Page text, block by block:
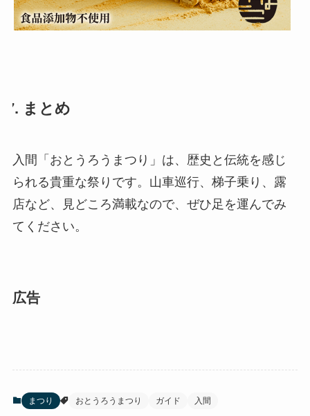
7. まとめ
入間「おとうろうまつり」は、歴史と伝統を感じ
られる貴重な祭りです。山車巡行、梯子乗り、露
店など、見どころ満載なので、ぜひ足を運んでみ
てください。
広告
まつり おとうろうまつり ガイド 入間